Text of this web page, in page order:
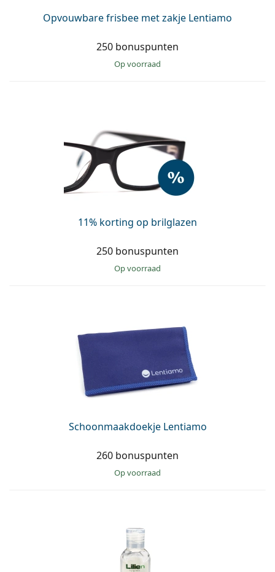
Opvouwbare frisbee met zakje Lentiamo
250 bonuspunten
op voorraad
11% korting op brilglazen
250 bonuspunten
op voorraad
Schoonmaakdoekje Lentiamo
260 bonuspunten
op voorraad